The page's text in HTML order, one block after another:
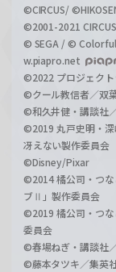
©CIRCUS/
©2001-2021 CIRCUS
© SEGA / ©
w.piapro.net
©2022 プロジェクト
©クール教信者／双
©和久井健・講談社
©2019 丸戸史明・深
冴えない製作委員会
©Disney/Pixar
©2014 橘公司・つな
ブⅡ」製作委員会
©2019 橘公司・つ
委員会
©春場ねぎ・講談社
©藤本タツキ／集英